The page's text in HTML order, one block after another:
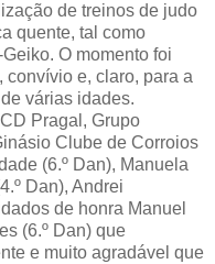
de treinos de judo
quente, tal como
O momento foi
e, claro, para a
várias idades.
Pragal, Grupo
Clube de Corroios
(6.º Dan), Manuela
Dan), Andrei
de honra Manuel
(6.º Dan) que
e muito agradável que